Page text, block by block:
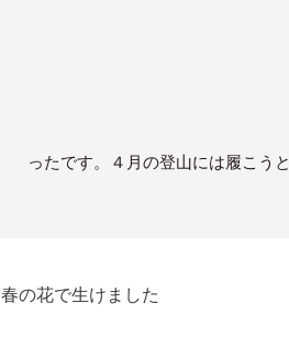
ったです。４月の登山には履こう
春の花で生けました